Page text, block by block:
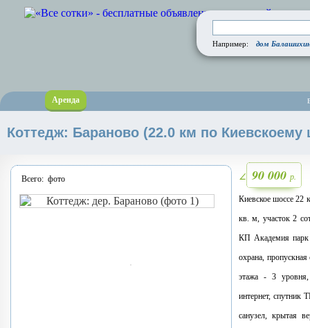
Аренда
Например: дом
Коттедж: Бараново (22.0 км по Киевскоему
Всего: фото ∠ 90 000 р.
Киевское шоссе
кв. м, участок 2
КП Академия парк
охрана,
этажа - 3 уровня,
интернет, спутник
санузел, крытая